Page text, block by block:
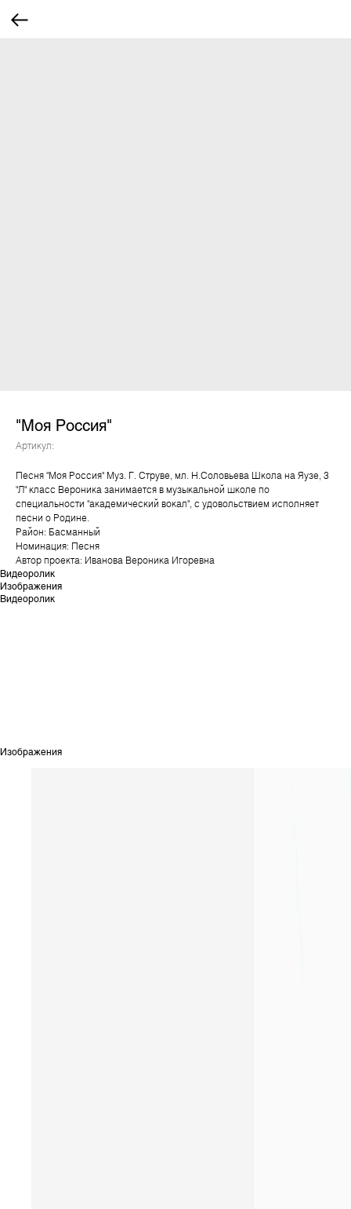
"Моя Россия"
Артикул:
Песня "Моя Россия" Муз. Г. Струве, мл. Н.Соловьева Школа на Яузе, 3
"Л" класс Вероника занимается в музыкальной школе по
специальности "академический вокал", с удовольствием исполняет
песни о Родине.
Район: Басманный
Номинация: Песня
Автор проекта: Иванова Вероника Игоревна
Видеоролик
Изображения
Видеоролик
Изображения